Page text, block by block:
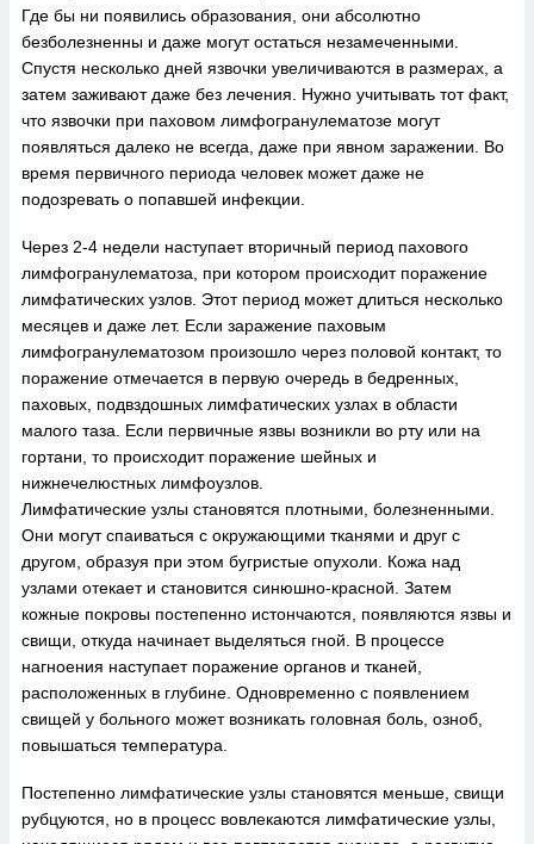
Где бы ни появились образования, они абсолютно
безболезненны и даже могут остаться незамеченными.
Спустя несколько дней язвочки увеличиваются в размерах, а
затем заживают даже без лечения. Нужно учитывать тот факт,
что язвочки при паховом лимфогранулематозе могут
появляться далеко не всегда, даже при явном заражении. Во
время первичного периода человек может даже не
подозревать о попавшей инфекции.
Через 2-4 недели наступает вторичный период пахового
лимфогранулематоза, при котором происходит поражение
лимфатических узлов. Этот период может длиться несколько
месяцев и даже лет. Если заражение паховым
лимфогранулематозом произошло через половой контакт, то
поражение отмечается в первую очередь в бедренных,
паховых, подвздошных лимфатических узлах в области
малого таза. Если первичные язвы возникли во рту или на
гортани, то происходит поражение шейных и
нижнечелюстных лимфоузлов.
Лимфатические узлы становятся плотными, болезненными.
Они могут спаиваться с окружающими тканями и друг с
другом, образуя при этом бугристые опухоли. Кожа над
узлами отекает и становится синюшно-красной. Затем
кожные покровы постепенно истончаются, появляются язвы и
свищи, откуда начинает выделяться гной. В процессе
нагноения наступает поражение органов и тканей,
расположенных в глубине. Одновременно с появлением
свищей у больного может возникать головная боль, озноб,
повышаться температура.
Постепенно лимфатические узлы становятся меньше, свищи
рубцуются, но в процесс вовлекаются лимфатические узлы,